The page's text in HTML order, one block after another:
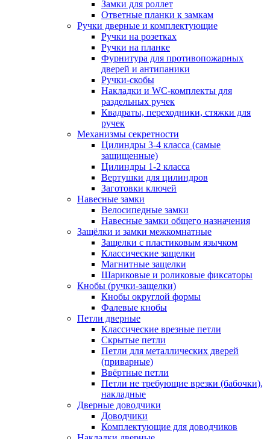
Замки для роллет
Ответные планки к замкам
Ручки дверные и комплектующие
Ручки на розетках
Ручки на планке
Фурнитура для противопожарных
дверей и антипаники
Ручки-скобы
Накладки и WC-комплекты для
раздельных ручек
Квадраты, переходники, стяжки для
ручек
Механизмы секретности
Цилиндры 3-4 класса (самые
защищенные)
Цилиндры 1-2 класса
Вертушки для цилиндров
Заготовки ключей
Навесные замки
Велосипедные замки
Навесные замки общего назначения
Защёлки и замки межкомнатные
Защелки с пластиковым язычком
Классические защелки
Магнитные защелки
Шариковые и роликовые фиксаторы
Кнобы (ручки-защелки)
Кнобы округлой формы
Фалевые кнобы
Петли дверные
Классические врезные петли
Скрытые петли
Петли для металлических дверей
(приварные)
Ввёртные петли
Петли не требующие врезки (бабочки),
накладные
Дверные доводчики
Доводчики
Комплектующие для доводчиков